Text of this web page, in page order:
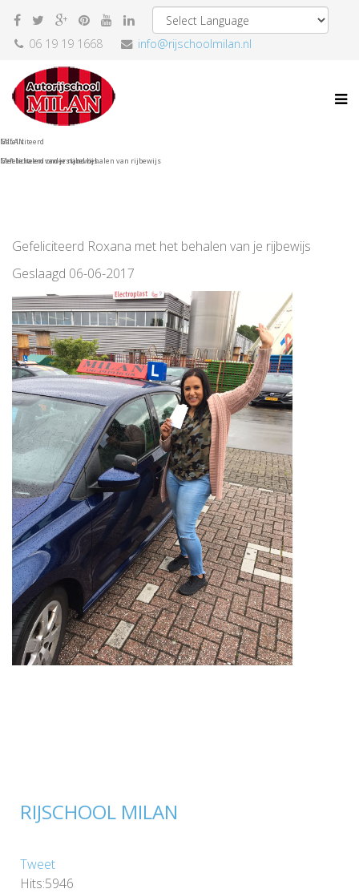
06 19 19 1668 info@rijschoolmilan.nl
MILAN
Gefeliciteerd onderstand behalen van rijbewijs
Gefeliciteerd
Met behalen van je rijbewijs
Gefeliciteerd Roxana met het behalen van je rijbewijs
Geslaagd 06-06-2017
RIJSCHOOL MILAN
Tweet
Hits:5946